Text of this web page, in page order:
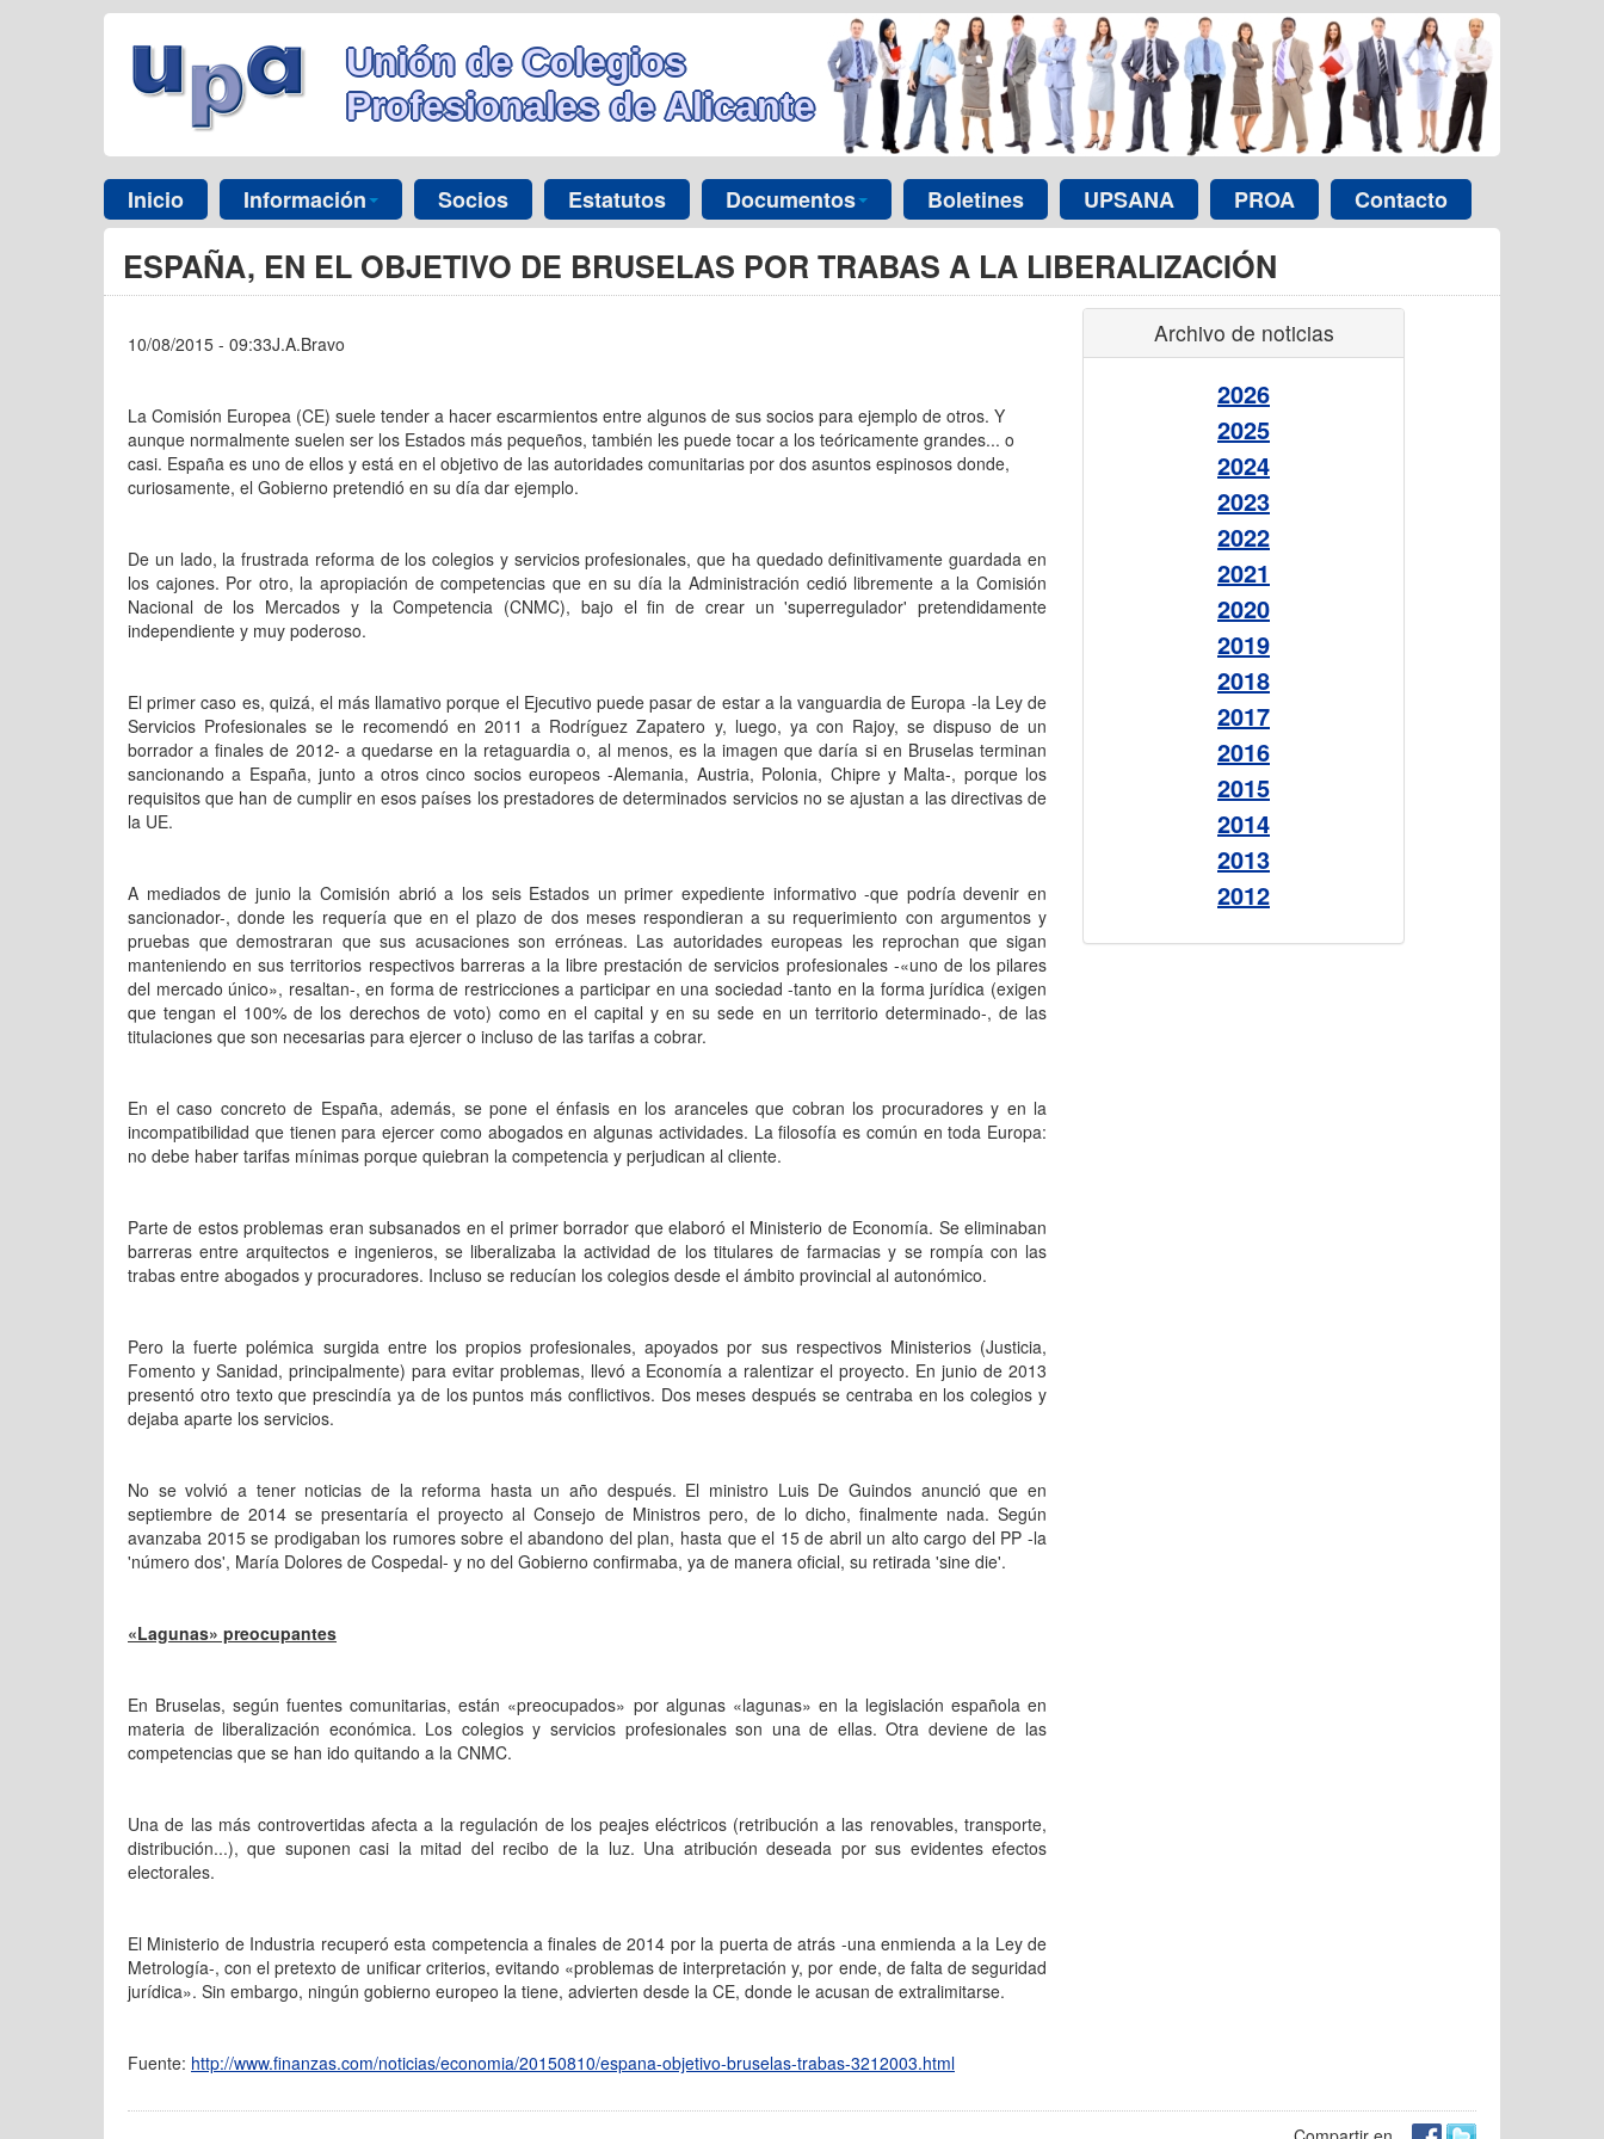
Unión de Colegios
Profesionales de Alicante
Inicio Información Socios Estatutos Documentos Boletines UPSANA PROA Contacto
ESPAÑA, EN EL OBJETIVO DE BRUSELAS POR TRABAS A LA LIBERALIZACIÓN
10/08/2015 - 09:33J.A.Bravo
La Comisión Europea (CE) suele tender a hacer escarmientos entre algunos de sus socios para ejemplo de otros. Y
aunque normalmente suelen ser los Estados más pequeños, también les puede tocar a los teóricamente grandes... o
casi. España es uno de ellos y está en el objetivo de las autoridades comunitarias por dos asuntos espinosos donde,
curiosamente, el Gobierno pretendió en su día dar ejemplo.
De un lado, la frustrada reforma de los colegios y servicios profesionales, que ha quedado definitivamente guardada en
los cajones. Por otro, la apropiación de competencias que en su día la Administración cedió libremente a la Comisión
Nacional de los Mercados y la Competencia (CNMC), bajo el fin de crear un 'superregulador' pretendidamente
independiente y muy poderoso.
El primer caso es, quizá, el más llamativo porque el Ejecutivo puede pasar de estar a la vanguardia de Europa -la Ley de
Servicios Profesionales se le recomendó en 2011 a Rodríguez Zapatero y, luego, ya con Rajoy, se dispuso de un
borrador a finales de 2012- a quedarse en la retaguardia o, al menos, es la imagen que daría si en Bruselas terminan
sancionando a España, junto a otros cinco socios europeos -Alemania, Austria, Polonia, Chipre y Malta-, porque los
requisitos que han de cumplir en esos países los prestadores de determinados servicios no se ajustan a las directivas de
la UE.
A mediados de junio la Comisión abrió a los seis Estados un primer expediente informativo -que podría devenir en
sancionador-, donde les requería que en el plazo de dos meses respondieran a su requerimiento con argumentos y
pruebas que demostraran que sus acusaciones son erróneas. Las autoridades europeas les reprochan que sigan
manteniendo en sus territorios respectivos barreras a la libre prestación de servicios profesionales -«uno de los pilares
del mercado único», resaltan-, en forma de restricciones a participar en una sociedad -tanto en la forma jurídica (exigen
que tengan el 100% de los derechos de voto) como en el capital y en su sede en un territorio determinado-, de las
titulaciones que son necesarias para ejercer o incluso de las tarifas a cobrar.
En el caso concreto de España, además, se pone el énfasis en los aranceles que cobran los procuradores y en la
incompatibilidad que tienen para ejercer como abogados en algunas actividades. La filosofía es común en toda Europa:
no debe haber tarifas mínimas porque quiebran la competencia y perjudican al cliente.
Parte de estos problemas eran subsanados en el primer borrador que elaboró el Ministerio de Economía. Se eliminaban
barreras entre arquitectos e ingenieros, se liberalizaba la actividad de los titulares de farmacias y se rompía con las
trabas entre abogados y procuradores. Incluso se reducían los colegios desde el ámbito provincial al autonómico.
Pero la fuerte polémica surgida entre los propios profesionales, apoyados por sus respectivos Ministerios (Justicia,
Fomento y Sanidad, principalmente) para evitar problemas, llevó a Economía a ralentizar el proyecto. En junio de 2013
presentó otro texto que prescindía ya de los puntos más conflictivos. Dos meses después se centraba en los colegios y
dejaba aparte los servicios.
No se volvió a tener noticias de la reforma hasta un año después. El ministro Luis De Guindos anunció que en
septiembre de 2014 se presentaría el proyecto al Consejo de Ministros pero, de lo dicho, finalmente nada. Según
avanzaba 2015 se prodigaban los rumores sobre el abandono del plan, hasta que el 15 de abril un alto cargo del PP -la
'número dos', María Dolores de Cospedal- y no del Gobierno confirmaba, ya de manera oficial, su retirada 'sine die'.
«Lagunas» preocupantes
En Bruselas, según fuentes comunitarias, están «preocupados» por algunas «lagunas» en la legislación española en
materia de liberalización económica. Los colegios y servicios profesionales son una de ellas. Otra deviene de las
competencias que se han ido quitando a la CNMC.
Una de las más controvertidas afecta a la regulación de los peajes eléctricos (retribución a las renovables, transporte,
distribución...), que suponen casi la mitad del recibo de la luz. Una atribución deseada por sus evidentes efectos
electorales.
El Ministerio de Industria recuperó esta competencia a finales de 2014 por la puerta de atrás -una enmienda a la Ley de
Metrología-, con el pretexto de unificar criterios, evitando «problemas de interpretación y, por ende, de falta de seguridad
jurídica». Sin embargo, ningún gobierno europeo la tiene, advierten desde la CE, donde le acusan de extralimitarse.
Fuente: http://www.finanzas.com/noticias/economia/20150810/espana-objetivo-bruselas-trabas-3212003.html
Archivo de noticias
2026
2025
2024
2023
2022
2021
2020
2019
2018
2017
2016
2015
2014
2013
2012